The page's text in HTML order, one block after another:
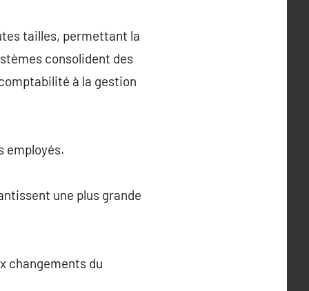
tailles, permettant la
consolident des
à la gestion
employés.
une plus grande
changements du